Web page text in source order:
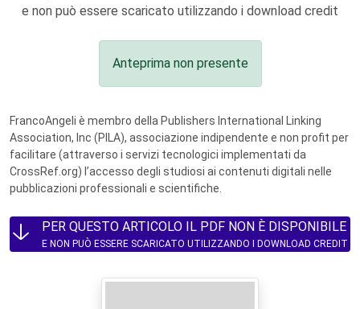
e non può essere scaricato utilizzando i download credit
Anteprima non presente
FrancoAngeli è membro della Publishers International Linking
Association, Inc (PILA), associazione indipendente e non profit per
facilitare (attraverso i servizi tecnologici implementati da
CrossRef.org) l’accesso degli studiosi ai contenuti digitali nelle
pubblicazioni professionali e scientifiche.
PER QUESTO ARTICOLO IL PDF NON È DISPONIBILE
E NON PUÒ ESSERE SCARICATO UTILIZZANDO I DOWNLOAD CREDIT